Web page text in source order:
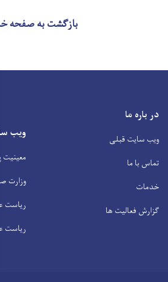
بازگشت به صفحه
در باره ما
ویب سایت قبلی
تماس با ما
خدمات
گزارش فعالیت ها
ویب
معینیت
وزارت
ریاست
ریاست